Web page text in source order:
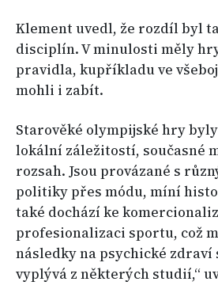
Klement uvedl, že rozdíl byl
disciplín. V minulosti měly
pravidla, kupříkladu ve
mohli i zabít.
Starověké olympijské hry
lokální záležitostí, současné
rozsah. Jsou provázané s
politiky přes módu, míní
také dochází ke
profesionalizaci sportu, což
následky na psychické zdraví
vyplývá z některých studií,“